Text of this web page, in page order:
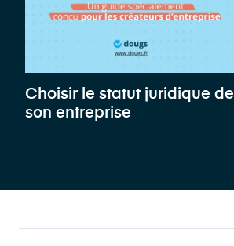
Choisir le statut juridique de
son entreprise